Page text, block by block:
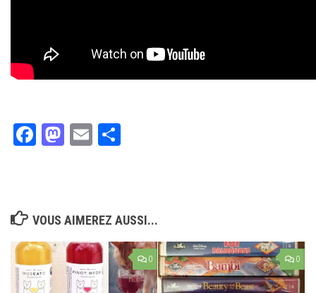
Facebook
Mastodon
Email
VOUS AIMEREZ AUSSI...
0 0